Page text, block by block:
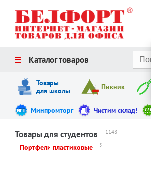
Каталог товаров
Товары
для школы
Пикник
Минпромторг Чистим склад!
Товары для студентов 1148
Портфели пластиковые 5